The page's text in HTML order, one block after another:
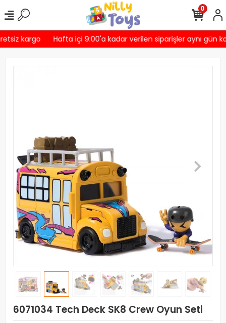
kargo Hafta içi 9:00'a kadar verilen siparişler aynı gün
0
6071034 Tech Deck SK8 Crew Oyun Seti